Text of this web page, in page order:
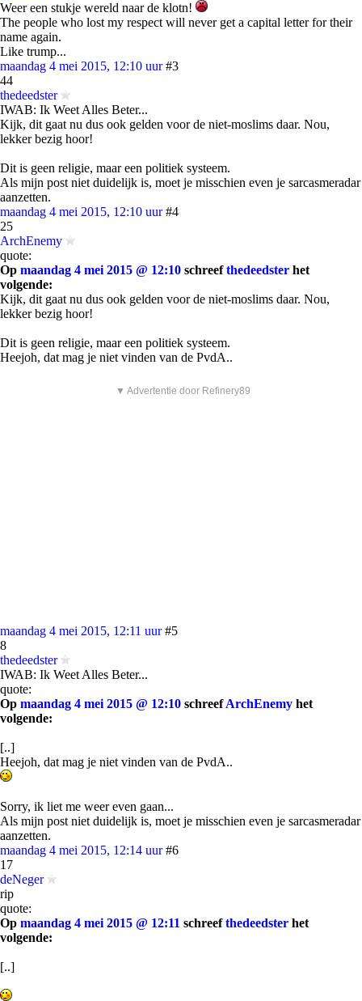
Weer een stukje wereld naar de klotn!
The people who lost my respect will never get a capital letter for their
name again.
Like trump...
maandag 4 mei 2015, 12:10 uur #3
44
thedeedster
IWAB: Ik Weet Alles Beter...
Kijk, dit gaat nu dus ook gelden voor de niet-moslims daar. Nou,
lekker bezig hoor!
Dit is geen religie, maar een politiek systeem.
Als mijn post niet duidelijk is, moet je misschien even je sarcasmeradar
aanzetten.
maandag 4 mei 2015, 12:10 uur #4
25
ArchEnemy
quote:
Op maandag 4 mei 2015 @ 12:10 schreefthedeedster het
volgende:
Kijk, dit gaat nu dus ook gelden voor de niet-moslims daar. Nou,
lekker bezig hoor!
Dit is geen religie, maar een politiek systeem.
Heejoh, dat mag je niet vinden van de PvdA..
▼ Advertentie door Refinery89
maandag 4 mei 2015, 12:11 uur #5
8
thedeedster
IWAB: Ik Weet Alles Beter...
quote:
Op maandag 4 mei 2015 @ 12:10 schreefArchEnemy het
volgende:
[..]
Heejoh, dat mag je niet vinden van de PvdA..
Sorry, ik liet me weer even gaan...
Als mijn post niet duidelijk is, moet je misschien even je sarcasmeradar
aanzetten.
maandag 4 mei 2015, 12:14 uur #6
17
deNeger
rip
quote:
Op maandag 4 mei 2015 @ 12:11 schreefthedeedster het
volgende:
[..]